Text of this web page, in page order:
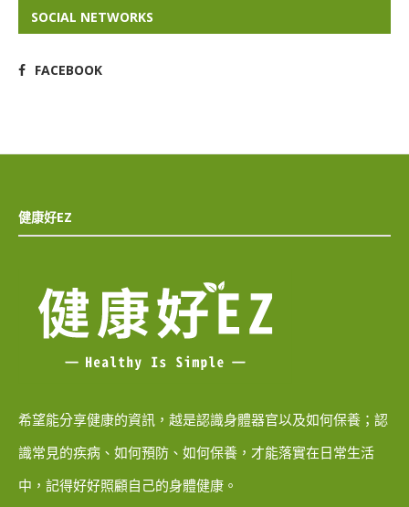
SOCIAL NETWORKS
FACEBOOK
健康好EZ
希望能分享健康的資訊，越是認識身體器官以及如何保養；認
識常見的疾病、如何預防、如何保養，才能落實在日常生活
中，記得好好照顧自己的身體健康。